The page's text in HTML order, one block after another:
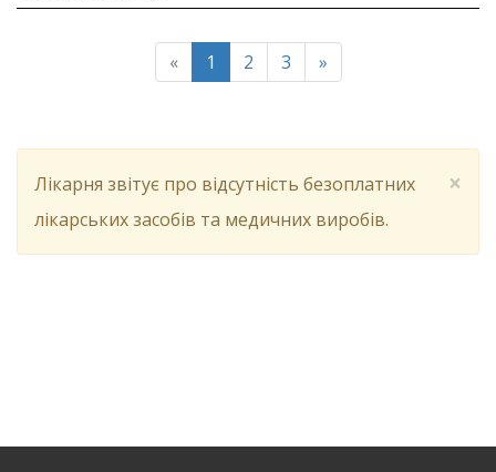
« 1 2 3 »
×
Лікарня звітує про відсутність безоплатних
лікарських засобів та медичних виробів.